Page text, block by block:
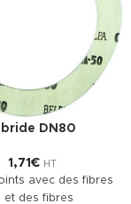
DN80
1,71 € HT
avec des fibres
et des fibres